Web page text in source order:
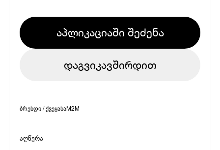
აპლიკაციაში შეძენა
დაგვიკავშირდით
ბრენდი / ქვეყანაM2M
აღწერა